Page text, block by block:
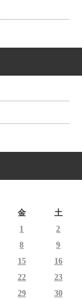
金
土
1
2
8
9
15
16
22
23
29 30